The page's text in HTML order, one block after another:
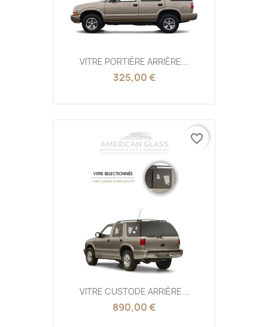
VITRE PORTIÈRE ARRIÈRE...
325,00 €
VITRE CUSTODE ARRIÈRE...
890,00 €
favorite_border